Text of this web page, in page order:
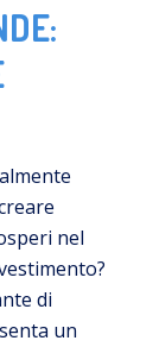
nel
di
un